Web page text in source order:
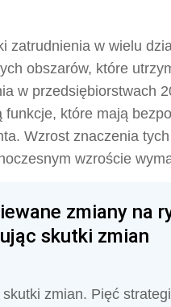
w wielu
obszarów, które
w przedsiębiorstwach
które mają
Wzrost znaczenia
wzroście
zmiany na
skutki zmian
zmian. Pięć